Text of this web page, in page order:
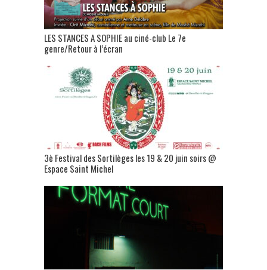
LES STANCES A SOPHIE au ciné-club Le 7e
genre/Retour à l’écran
3è Festival des Sortilèges les 19 & 20 juin soirs @
Espace Saint Michel